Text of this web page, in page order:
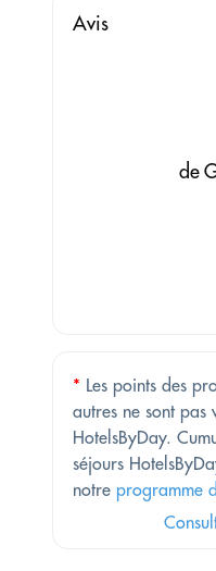
Avis
de
* Les points des
autres ne sont pas
HotelsByDay.
séjours
notre programme